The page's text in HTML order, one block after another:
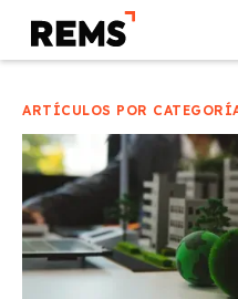
ARTÍCULOS POR